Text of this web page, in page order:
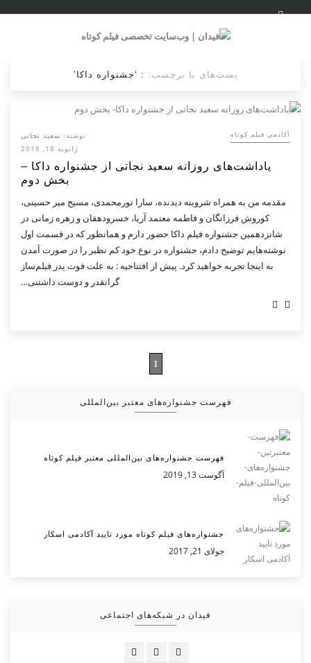
پست‌های با برچسب: : ‘جشنواره داكا’
آکادمی فیلم کوتاه نوشته: سعید نجاتی
ژانویه 18, 2018
یاداشت‌های روزانه سعید نجاتی از جشنواره داكا –
بخش دوم
مقدمه من به همراه شروینه دیدنده، سارا نورمحمدی، مسیح میر حسینی،
كوروش فرزانگان و فاطمه معتمد آریا، خسرودهقان و زهره زمانی در
شانزدهمین جشنواره فیلم داكا حضور دارم و همانطور كه در قسمت اول
نوشته‌هایم توضیح دادم، جشنواره در نوع خود كم نظیر را در صورت آمدن
به اینجا تجربه خواهید كرد. پیش از افتتاحیه : به علت فوت پدر فیلم‌ساز
گرانقدر و دوست داشتنی…
1
فهرست جشنواره‌های معتبر بین‌المللی
فهرست جشنواره‌های بین‌المللی معتبر فیلم کوتاه
آگوست 13, 2019
جشنواره‌های فیلم کوتاه مورد تایید آکادمی اسکار
جولای 21, 2017
فیدان در شبکه‌های اجتماعی